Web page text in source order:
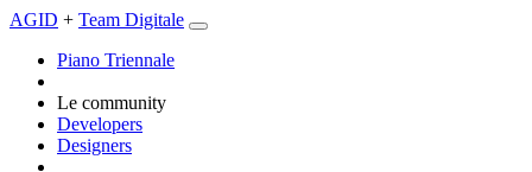
AGID + Team Digitale
Piano Triennale
Le community
Developers
Designers